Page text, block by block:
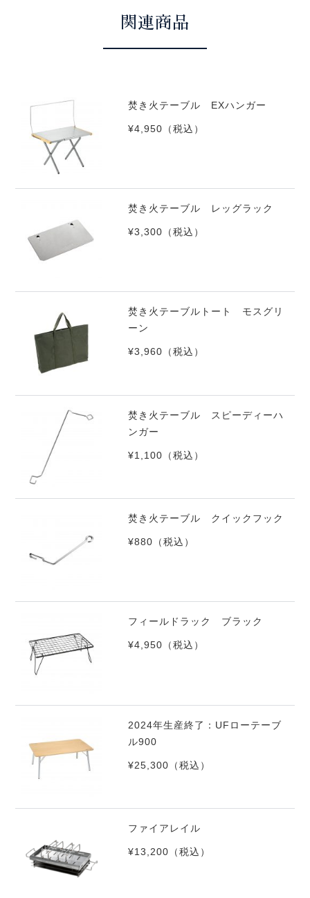
関連商品
焚き火テーブル EXハンガー
¥4,950 （税込）
焚き火テーブル レッグラック
¥3,300 （税込）
焚き火テーブルトート モスグリ
ーン
¥3,960 （税込）
焚き火テーブル スピーディーハ
ンガー
¥1,100 （税込）
焚き火テーブル クイックフック
¥880 （税込）
フィールドラック ブラック
¥4,950 （税込）
2024年生産終了：UFローテーブ
ル900
¥25,300 （税込）
ファイアレイル
¥13,200 （税込）